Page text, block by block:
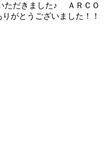
ただきました♪ ＡＲＣＯ
りがとうございました！！